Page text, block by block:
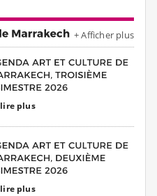
+ Afficher plus
lire plus
lire plus